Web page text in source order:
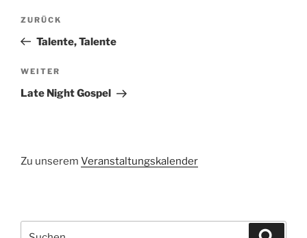
Beitragsnavigation
Vorheriger
Beitrag
ZURÜCK
Talente, Talente
Nächster
Beitrag
WEITER
Late Night Gospel
Zu unserem Veranstaltungskalender